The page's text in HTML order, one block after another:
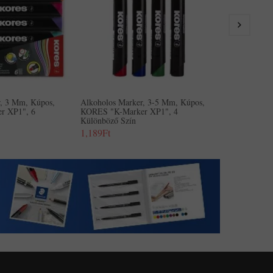
3 Mm, Kúpos,
XP1", 6
Alkoholos Marker, 3-5 Mm, Kúpos,
KORES "K-Marker XP1", 4
Különböző Szín
1,189Ft